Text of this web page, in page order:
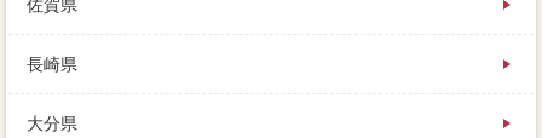
佐賀県
長崎県
大分県